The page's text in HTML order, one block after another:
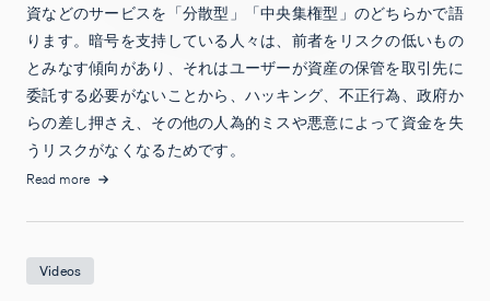
資などのサービスを「分散型」「中央集権型」のどちらかで語
ります。暗号を支持している人々は、前者をリスクの低いもの
とみなす傾向があり、それはユーザーが資産の保管を取引先に
委託する必要がないことから、ハッキング、不正行為、政府か
らの差し押さえ、その他の人為的ミスや悪意によって資金を失
うリスクがなくなるためです。
Read more
Videos